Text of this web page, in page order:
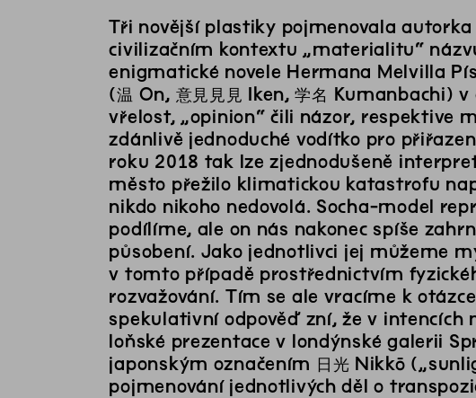
Tři novější plastiky pojmenovala
civilizačním kontextu „materialitu“
enigmatické novele Hermana Melvilla
(温 On, 意⾒見見 Iken, 学名
vřelost, „opinion“ čili názor, respektive
zdánlivě jednoduché vodítko pro
roku 2018 tak lze zjednodušeně
město přežilo klimatickou katastrofu
nikdo nikoho nedovolá. Socha-model
podílíme, ale on nás nakonec spíše
působení. Jako jednotlivci jej můžeme
v tomto případě prostřednictvím
rozvažování. Tím se ale vracíme k
spekulativní odpověď zní, že v
loňské prezentace v londýnské galerii
japonským označením 日光 Nikkō
pojmenování jednotlivých děl o